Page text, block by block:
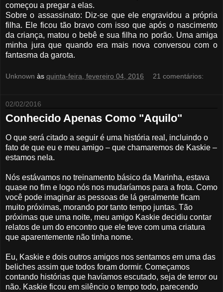
começou a pregar a elas.
Sobre o assassinato: Diz-se que ele engravidou a própria
filha. Ele ficou tão bravo com isso que após o nascimento
da criança, matou o bebê e sua filha no porão. Uma amiga
minha jura que quando era mais nova conversou com o
fantasma da garota.
Unknown às quinta-feira, fevereiro 04, 2016 21 comentários:
02/02/2016
Conhecido Apenas Como "Aquilo"
O que será citado a seguir é uma história real, incluindo o
fato de que eu e meu amigo – que chamaremos de Kaskie –
estamos nela.
Nós estávamos no treinamento básico da Marinha, estava
quase no fim e logo nós nos mudaríamos para a frota. Como
você pode imaginar as pessoas de lá geralmente ficam
muito próximas, morando por tanto tempo juntas. Tão
próximas que uma noite, meu amigo Kaskie decidiu contar
relatos de um do encontro que ele teve com uma criatura
que aparentemente não tinha nome.
Eu, Kaskie e dois outros amigos nos sentamos em uma das
beliches assim que todos foram dormir. Começamos
contando histórias que havíamos escutado, seja de terror ou
não. Kaskie ficou em silêncio o tempo todo, parecendo